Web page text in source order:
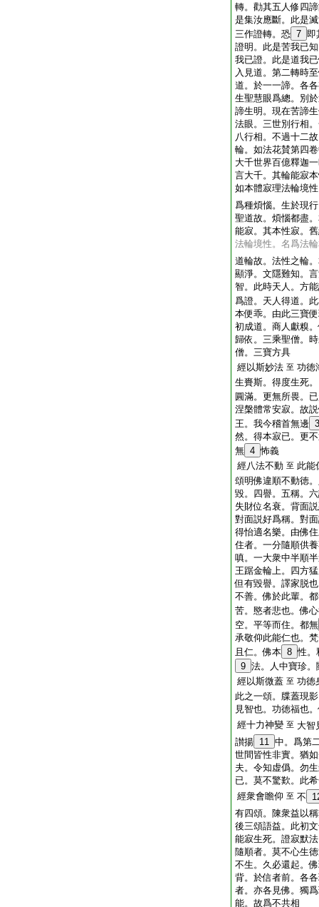
轉。勸其五人修四
是集汝應斷。此是
三作證轉。恐 7 即
證明。此是苦我已
我已證。此是道我
入見道。第二轉時
道。於一一諦。各
生聖慧眼爲總。別
諦生明。現在苦諦
法眼。三世別行相
八行相。不過十二
輪。如法花賛第四
大千世界百億釋迦
言大千。其輪能寂
如本體寂理法輪境
爲種煩惱。生於現
聖道故。煩惱都盡
能寂。其本性寂。
法輪境性。名爲法
道輪故。法性之輪
顯淨。文隱難知。
智。此時天人。方
爲證。天人得道。
本便乖。由此三寶
初成道。商人獻糗
歸依。三乘聖僧。
僧。三寶方具
經以斯妙法 至 功徳
生賚斯。得度生死
圓滿。更無所畏。
涅槃體常安寂。故
王。我今稽首無邊 3
然。得本寂已。更
無 4 怖義
經八法不動 至 此
頌明佛違順不動徳
毀。四譽。五稱。
失財位名衰。背面
對面説好爲稱。對
得怡適名樂。由佛
住者。一分隨順供
嗔。一大衆中半順
王踞金輪上。四方
但有毀譽。譯家脱
不善。佛於此輩。
苦。愍者悲也。佛
空。平等而住。都無
承敬仰此能仁也。
且仁。佛本 8 性。
9 法。人中寶珍。
經以斯微蓋 至 功徳
此之一頌。牒蓋現
見智也。功徳福也
經十力神變 至 大
讃揚 11 中。爲第
世間皆性非實。猶
夫。令知虚僞。勿
已。莫不驚歎。此
經衆會瞻仰 至 不
有四頌。陳衆益以
後三頌語益。此初
能寂生死。證寂默
隨順者。莫不心生
不生。久必還起。
背。於信者前。各
者。亦各見佛。獨
能。故爲不共相